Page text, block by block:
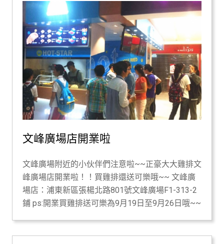
文峰廣場店開業啦
文峰廣場附近的小伙伴們注意啦~~正豪大大雞排文
峰廣場店開業啦！！買雞排還送可樂哦~~ 文峰廣
場店：浦東新區張楊北路801號文峰廣場F1-313-2
鋪 ps:開業買雞排送可樂為9月19日至9月26日哦~~